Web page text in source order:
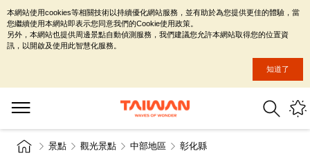
景點 觀光景點 中部地區 彰化縣
本網站使用cookies等相關技術以持續優化網站服務，並有助於為您提供更佳的體驗，當
您繼續使用本網站即表示您同意我們的Cookie使用政策。
另外，本網站也提供周邊景點自動偵測服務，我們建議您允許本網站取得您的位置資
訊，以開啟及使用此智慧化服務。
知道了